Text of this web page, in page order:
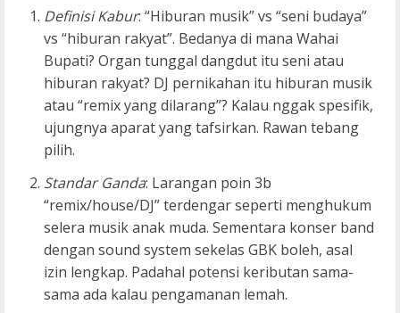
Definisi Kabur: “Hiburan musik” vs “seni budaya”
vs “hiburan rakyat”. Bedanya di mana Wahai
Bupati? Organ tunggal dangdut itu seni atau
hiburan rakyat? DJ pernikahan itu hiburan musik
atau “remix yang dilarang”? Kalau nggak spesifik,
ujungnya aparat yang tafsirkan. Rawan tebang
pilih.
Standar Ganda: Larangan poin 3b
“remix/house/DJ” terdengar seperti menghukum
selera musik anak muda. Sementara konser band
dengan sound system sekelas GBK boleh, asal
izin lengkap. Padahal potensi keributan sama-
sama ada kalau pengamanan lemah.